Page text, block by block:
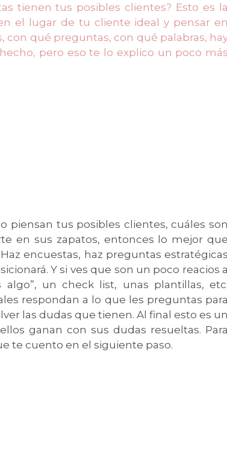
tienen tus posibles clientes? Esto es la
el lugar de tu cliente ideal y pensar en
con qué preguntas, con qué palabras,
pero eso te lo explico un poco más
piensan tus posibles clientes, cuáles son
en sus zapatos, entonces lo mejor que
encuestas, haz preguntas estratégicas
Y si ves que son un poco reacios a
un check list, unas plantillas, etc.
respondan a lo que les preguntas para
las dudas que tienen. Al final esto es un
ganan con sus dudas resueltas. Para
te cuento en el siguiente paso.